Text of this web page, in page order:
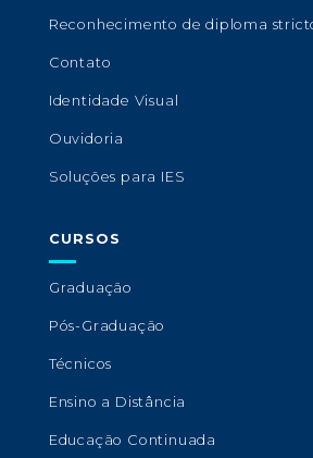
Reconhecimento de diploma
Contato
Identidade Visual
Ouvidoria
Soluções para IES
CURSOS
Graduação
Pós-Graduação
Técnicos
Ensino a Distância
Educação Continuada